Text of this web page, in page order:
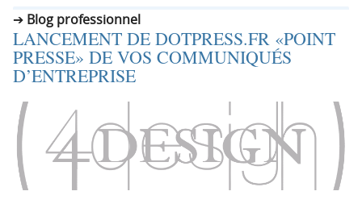
a
t
i
o
p
a
u
c
o
n
Blog professionnel
LANCEMENT DE DOTPRESS.FR «POINT
PRESSE» DE VOS COMMUNIQUÉS
D’ENTREPRISE